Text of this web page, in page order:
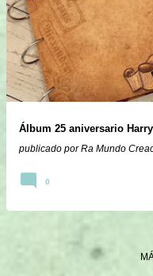
Álbum 25 aniversario
publicado porRa Mundo
0